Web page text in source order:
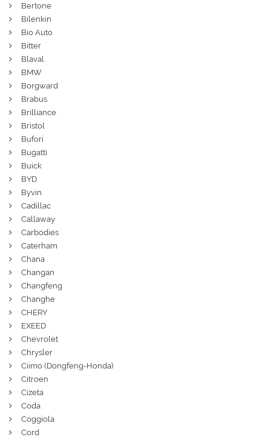
Bertone
Bilenkin
Bio Auto
Bitter
Blaval
BMW
Borgward
Brabus
Brilliance
Bristol
Bufori
Bugatti
Buick
BYD
Byvin
Cadillac
Callaway
Carbodies
Caterham
Chana
Changan
Changfeng
Changhe
CHERY
EXEED
Chevrolet
Chrysler
Ciimo (Dongfeng-Honda)
Citroen
Cizeta
Coda
Coggiola
Cord